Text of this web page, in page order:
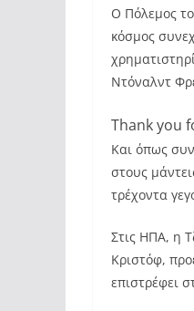
Ο Πόλεμος
κόσμος
Ντόναλντ
Thank you
Και όπως
στους
τρέχοντα
Στις ΗΠΑ, η
Κριστόφ,
επιστρέφει